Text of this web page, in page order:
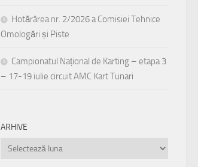
Hotărârea nr. 2/2026 a Comisiei Tehnice
Omologări și Piste
Campionatul Național de Karting – etapa 3
– 17-19 iulie circuit AMC Kart Tunari
ARHIVE